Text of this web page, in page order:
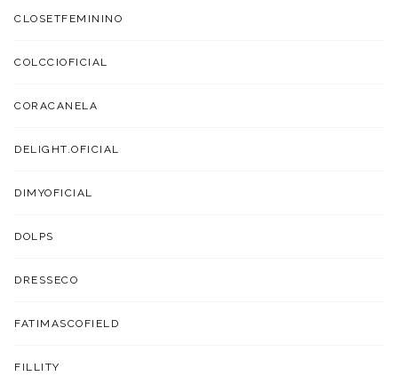
CLOSETFEMININO
COLCCIOFICIAL
CORACANELA
DELIGHT.OFICIAL
DIMYOFICIAL
DOLPS
DRESSECO
FATIMASCOFIELD
FILLITY